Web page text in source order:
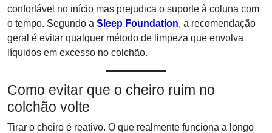
confortável no início mas prejudica o suporte à coluna com
o tempo. Segundo a Sleep Foundation, a recomendação
geral é evitar qualquer método de limpeza que envolva
líquidos em excesso no colchão.
Como evitar que o cheiro ruim no
colchão volte
Tirar o cheiro é reativo. O que realmente funciona a longo